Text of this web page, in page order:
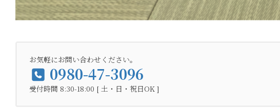
お気軽にお問い合わせください。
0980-47-3096
受付時間 8:30-18:00 [ 土・日・祝日OK ]